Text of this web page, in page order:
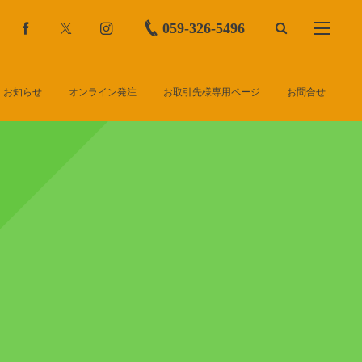
059-326-5496
お知らせ オンライン発注 お取引先様専用ページ お問合せ